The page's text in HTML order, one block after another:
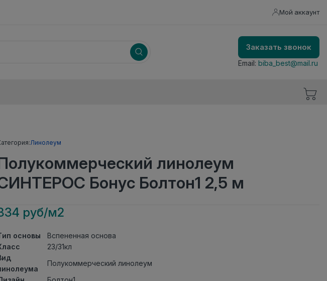
Мой аккаунт
Заказать звонок
Email: biba_best@mail.ru
Линолеум
линолеум
Бонус Болтон1 2,5 м
руб/м2
основы
Вспененная основа
23/31кл
Полукоммерческий линолеум